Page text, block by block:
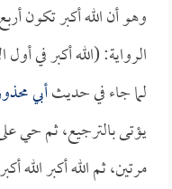
وهو أن الله أكبر تكون
الرواية: (الله أكبر في
لما جاء في حديثأبي
يؤتى بالترجيع، ثم حي
مرتين، ثم الله أكبر الله